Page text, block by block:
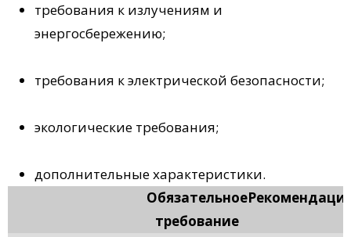
требования к излучениям и
энергосбережению;
требования к электрической безопасности;
экологические требования;
дополнительные характеристики.
Обязательное
требование